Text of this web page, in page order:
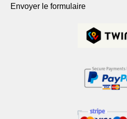
Envoyer le formulaire